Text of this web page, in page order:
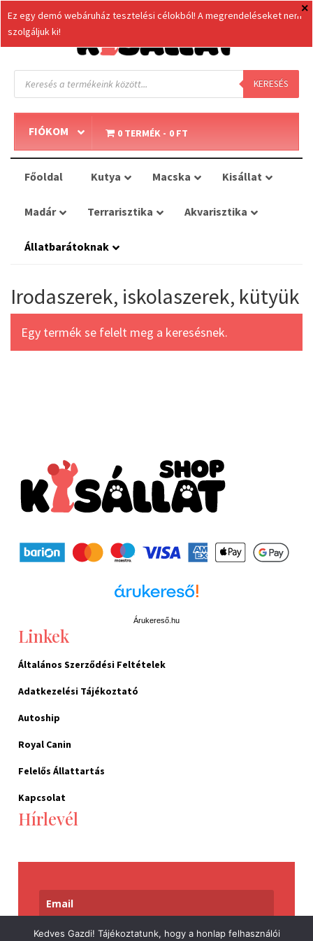
Products
search KERESÉS
FIÓKOM 0 TERMÉK 0 FT
Főoldal Kutya Macska Kisállat
Madár Terrarisztika Akvarisztika
Állatbarátoknak
Irodaszerek, iskolaszerek, kütyük
Egy termék se felelt meg a keresésnek.
Árukereső.hu
Linkek
Általános Szerződési Feltételek
Adatkezelési Tájékoztató
Autoship
Royal Canin
Felelős Állattartás
Kapcsolat
Hírlevél
Feliratkozom
Ez egy demó webáruház tesztelési célokból! A megrendeléseket nem
szolgáljuk ki!
Kedves Gazdi! Tájékoztatunk, hogy a honlap felhasználói